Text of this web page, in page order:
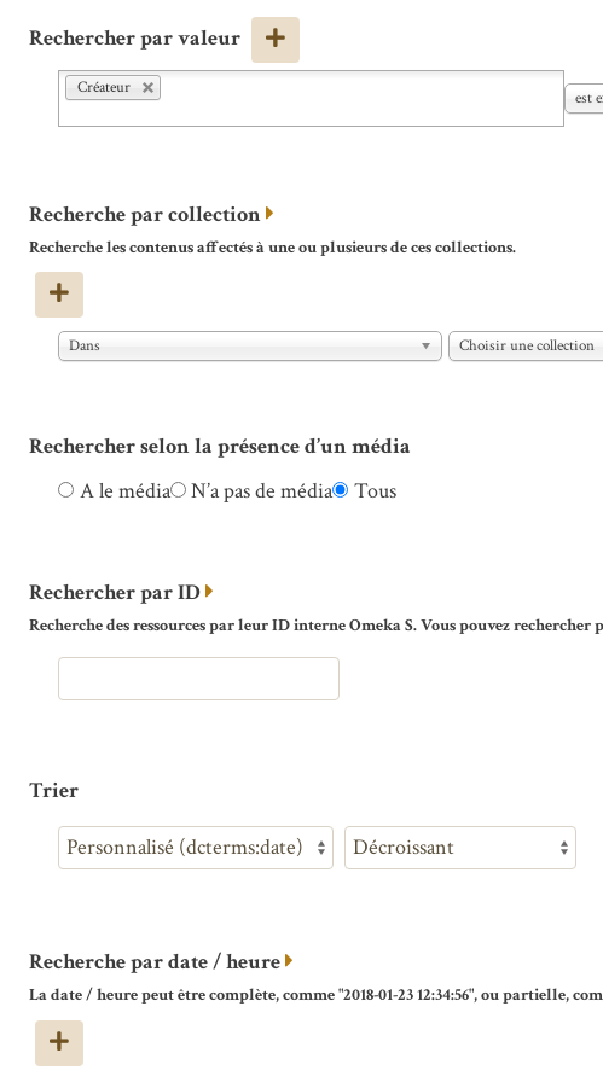
Rechercher par valeur
Créateur
est
Recherche par collection
Recherche les contenus affectés à une ou plusieurs de ces collections.
Dans Choisir une collection
Rechercher selon la présence d’un média
A le média
N’a pas de média Tous
Rechercher par ID
Recherche des ressources par leur ID interne Omeka S. Vous pouvez
Trier
Recherche par date / heure
La date / heure peut être complète, comme "2018-01-23 12:34:56", ou partielle,